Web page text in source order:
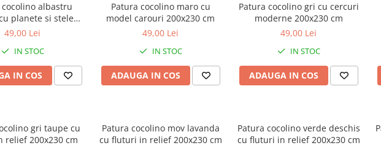
cocolino albastru
planete si stele
200x230 cm
49,00 Lei
IN STOC
IN COS
Patura cocolino maro cu
model carouri 200x230 cm
49,00 Lei
IN STOC
ADAUGA IN COS
Patura cocolino gri cu cercuri
moderne 200x230 cm
49,00 Lei
IN STOC
ADAUGA IN COS
gri taupe cu
relief 200x230 cm
Patura cocolino mov lavanda
cu fluturi in relief 200x230 cm
Patura cocolino verde deschis
cu fluturi in relief 200x230 cm